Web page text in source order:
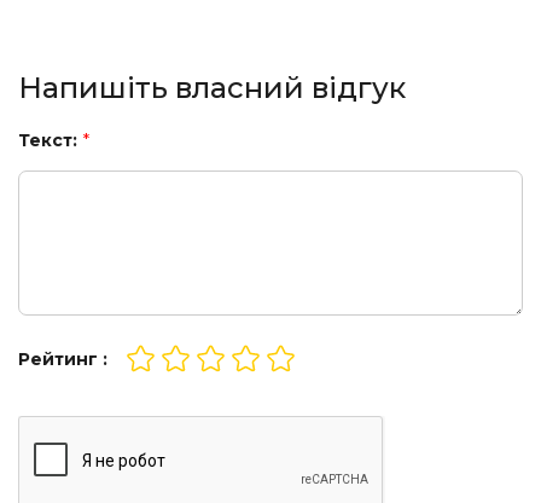
Напишіть власний відгук
Текст: *
Рейтинг :